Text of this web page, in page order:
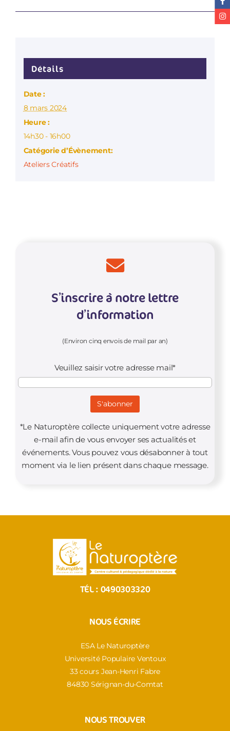
Détails
Date :
8 mars 2024
Heure :
14h30 - 16h00
Catégorie d’Évènement:
Ateliers Créatifs
S’inscrire à notre lettre
d’information
(Environ cinq envois de mail par an)
Veuillez saisir votre adresse mail*
*Le Naturoptère collecte uniquement votre adresse
e-mail afin de vous envoyer ses actualités et
événements. Vous pouvez vous désabonner à tout
moment via le lien présent dans chaque message.
TÉL : 0490303320
NOUS ÉCRIRE
ESA Le Naturoptère
Université Populaire Ventoux
33 cours Jean-Henri Fabre
84830 Sérignan-du-Comtat
NOUS TROUVER